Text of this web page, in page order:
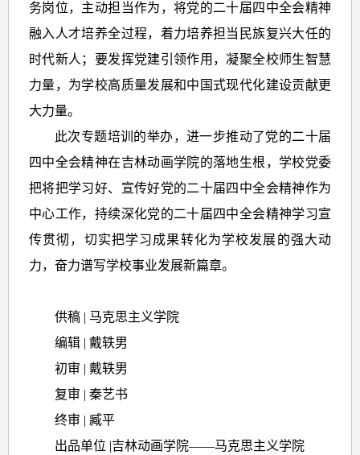
务岗位，主动担当作为，将党的二十届四中全会精神
融入人才培养全过程，着力培养担当民族复兴大任的
时代新人；要发挥党建引领作用，凝聚全校师生智慧
力量，为学校高质量发展和中国式现代化建设贡献更
大力量。
此次专题培训的举办，进一步推动了党的二十届
四中全会精神在吉林动画学院的落地生根，学校党委
把将把学习好、宣传好党的二十届四中全会精神作为
中心工作，持续深化党的二十届四中全会精神学习宣
传贯彻，切实把学习成果转化为学校发展的强大动
力，奋力谱写学校事业发展新篇章。
供稿 | 马克思主义学院
编辑 | 戴轶男
初审 | 戴轶男
复审 | 秦艺书
终审 | 臧平
出品单位 |吉林动画学院——马克思主义学院